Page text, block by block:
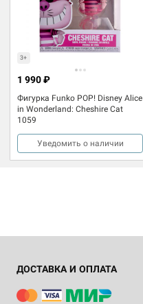
3+
Фигурка Funko POP! Disney Alice
in Wonderland: Cheshire Cat
1059
1 990 ₽
Уведомить о наличии
ДОСТАВКА И ОПЛАТА